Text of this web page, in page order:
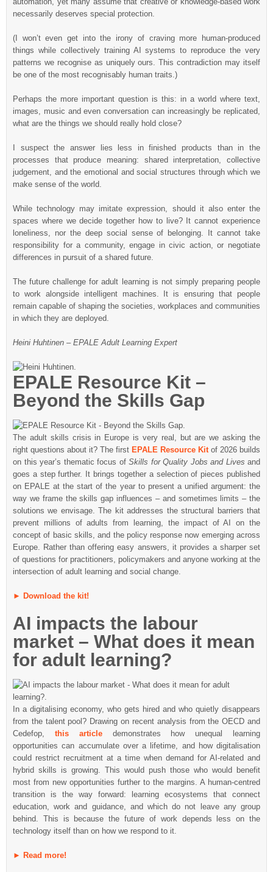
necessarily deserves special protection.
(I won’t even get into the irony of craving more human-produced
things while collectively training AI systems to reproduce the very
patterns we recognise as uniquely ours. This contradiction may itself
be one of the most recognisably human traits.)
Perhaps the more important question is this: in a world where text,
images, music and even conversation can increasingly be replicated,
what are the things we should really hold close?
I suspect the answer lies less in finished products than in the
processes that produce meaning: shared interpretation, collective
judgement, and the emotional and social structures through which we
make sense of the world.
While technology may imitate expression, should it also enter the
spaces where we decide together how to live? It cannot experience
loneliness, nor the deep social sense of belonging. It cannot take
responsibility for a community, engage in civic action, or negotiate
differences in pursuit of a shared future.
The future challenge for adult learning is not simply preparing people
to work alongside intelligent machines. It is ensuring that people
remain capable of shaping the societies, workplaces and communities
in which they are deployed.
Heini Huhtinen – EPALE Adult Learning Expert
EPALE Resource Kit –
Beyond the Skills Gap
The adult skills crisis in Europe is very real, but are we asking the
right questions about it? The first EPALE Resource Kitof 2026 builds
on this year’s thematic focus of Skills for Quality Jobs and Lives and
goes a step further. It brings together a selection of pieces published
on EPALE at the start of the year to present a unified argument: the
way we frame the skills gap influences – and sometimes limits – the
solutions we envisage. The kit addresses the structural barriers that
prevent millions of adults from learning, the impact of AI on the
concept of basic skills, and the policy response now emerging across
Europe. Rather than offering easy answers, it provides a sharper set
of questions for practitioners, policymakers and anyone working at the
intersection of adult learning and social change.
► Download the kit!
AI impacts the labour
market – What does it mean
for adult learning?
In a digitalising economy, who gets hired and who quietly disappears
from the talent pool? Drawing on recent analysis from the OECD and
Cedefop, this articledemonstrates how unequal learning
opportunities can accumulate over a lifetime, and how digitalisation
could restrict recruitment at a time when demand for AI-related and
hybrid skills is growing. This would push those who would benefit
most from new opportunities further to the margins. A human-centred
transition is the way forward: learning ecosystems that connect
education, work and guidance, and which do not leave any group
behind. This is because the future of work depends less on the
technology itself than on how we respond to it.
► Read more!